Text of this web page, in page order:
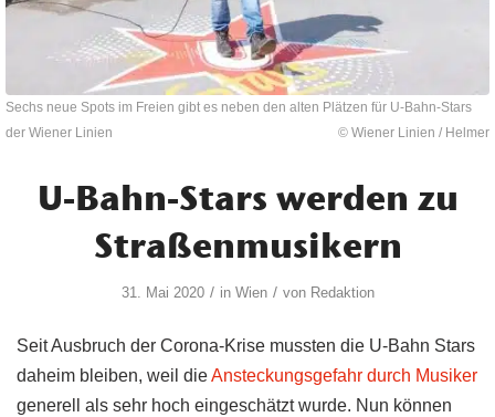
Sechs neue Spots im Freien gibt es neben den alten Plätzen für U-Bahn-Stars
der Wiener Linien
© Wiener Linien / Helmer
U-Bahn-Stars werden zu
Straßenmusikern
31. Mai 2020 / in Wien / von Redaktion
Seit Ausbruch der Corona-Krise mussten die U-Bahn Stars
daheim bleiben, weil dieAnsteckungsgefahr durch Musiker
generell als sehr hoch eingeschätzt wurde. Nun können